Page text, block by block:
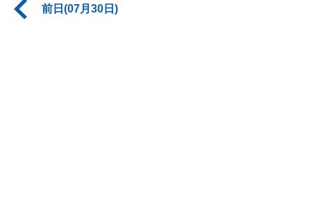
前日(07月30日)